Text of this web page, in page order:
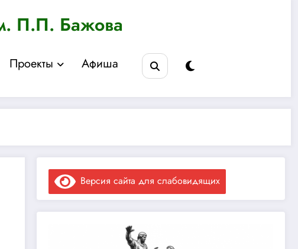
П.П. Бажова
Проекты Афиша
Версия сайта для слабовидящих